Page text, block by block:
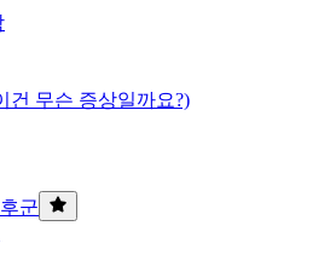
건 무슨 증상일까요?)
군